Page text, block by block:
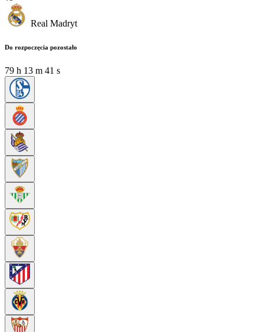
Real Madryt
Do rozpoczęcia pozostało
79 h 13 m 39 s